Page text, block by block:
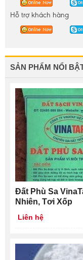
Hỗ trợ khách hàng
SẢN PHẨM NỔI
Đất Phù Sa
Nhiên, Tơi Xốp
Liên hệ